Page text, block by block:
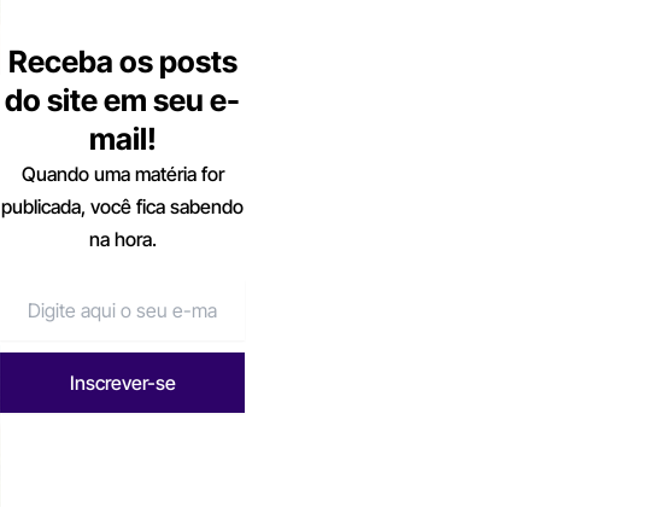
Receba os posts
do site em seu e-
mail!
Quando uma matéria for
publicada, você fica sabendo
na hora.
Inscrever-se